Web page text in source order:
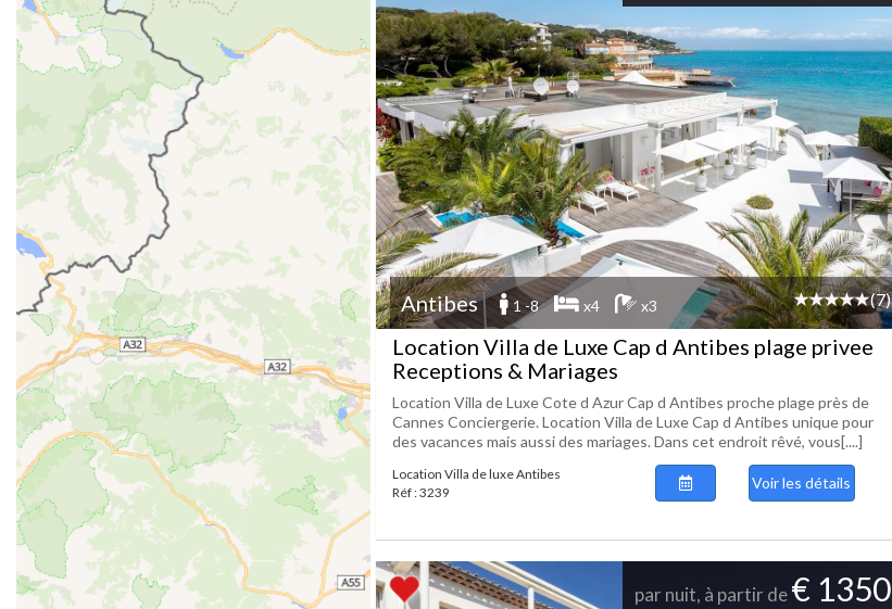
Antibes 1 -8 x4 x3 (7)
Location Villa de Luxe Cap d Antibes plage privee
Receptions & Mariages
Location Villa de Luxe Cote d Azur Cap d Antibes proche plage près de
Cannes Conciergerie. Location Villa de Luxe Cap d Antibes unique pour
des vacances mais aussi des mariages. Dans cet endroit rêvé, vous[....]
Location Villa de luxe Antibes
Réf : 3239
Voir les détails
par nuit, à partir de€ 1350